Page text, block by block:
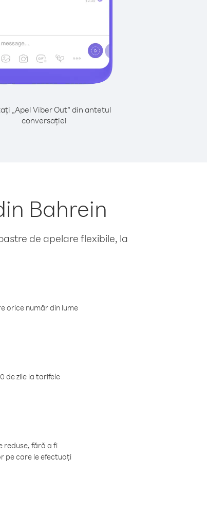
„Apel Viber Out” din antetul
conversației
Bahrein
de apelare flexibile, la
orice număr din lume
de zile la tarifele
reduse, fără a fi
pe care le efectuați